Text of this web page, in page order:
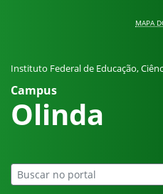
MAPA
Instituto Federal de Educação,
Campus
Olinda